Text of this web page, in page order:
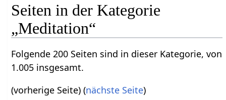
Seiten in der Kategorie
„Meditation“
Folgende 200 Seiten sind in dieser Kategorie, von
1.005 insgesamt.
(vorherige Seite) (nächste Seite)